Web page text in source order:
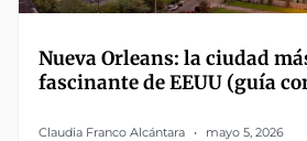
Nueva Orleans: la ciudad
fascinante de EEUU (guía
Claudia Franco Alcántara mayo 5, 2026